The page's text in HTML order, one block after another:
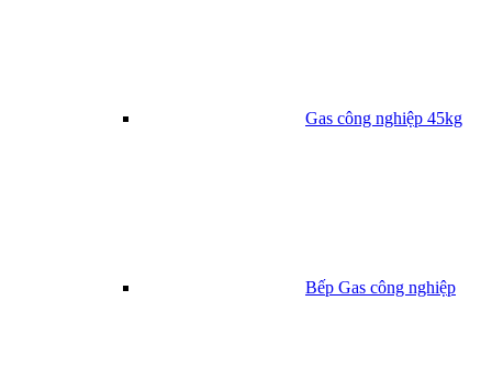
Gas công nghiệp 45kg
Bếp Gas công nghiệp